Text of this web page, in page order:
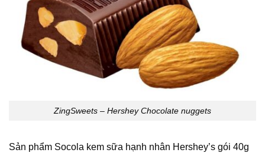
ZingSweets – Hershey Chocolate nuggets
Sản phẩm Socola kem sữa hạnh nhân Hershey’s gói 40g